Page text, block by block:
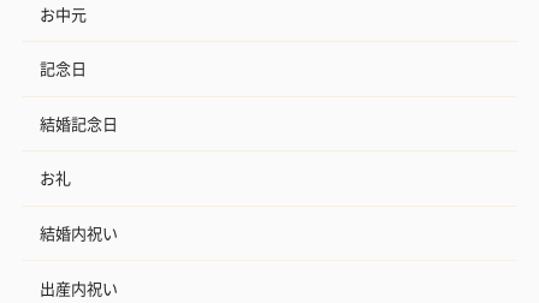
お中元
記念日
結婚記念日
お礼
結婚内祝い
出産内祝い